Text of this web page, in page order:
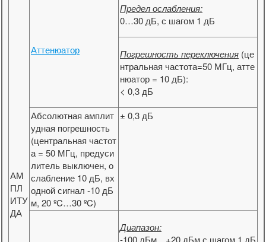
АМ
ПЛ
ИТУ
ДА
Аттенюатор
Предел ослабления:
0…30 дБ, с шагом 1 дБ
Погрешность переключения (це
нтральная частота=50 МГц, атте
нюатор = 10 дБ):
< 0,3 дБ
Абсолютная амплит
удная погрешность
(центральная частот
а = 50 МГц, предуси
литель выключен, о
слабление 10 дБ, вх
одной сигнал -10 дБ
м, 20 ºC…30 ºC)
± 0,3 дБ
Диапазон:
-100 дБм…+20 дБм с шагом 1 дБ